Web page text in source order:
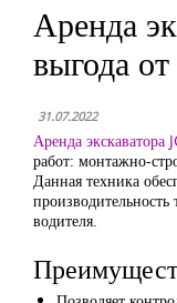
Аренда
выгода
31.07.2022
Аренда экскаватора
работ: монтажно-
Данная техника
водителя.